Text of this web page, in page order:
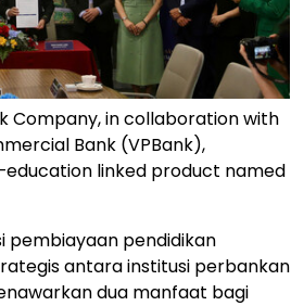
Company, in collaboration with
Bank (VPBank),
linked product named
pembiayaan pendidikan
antara institusi perbankan
dua manfaat bagi